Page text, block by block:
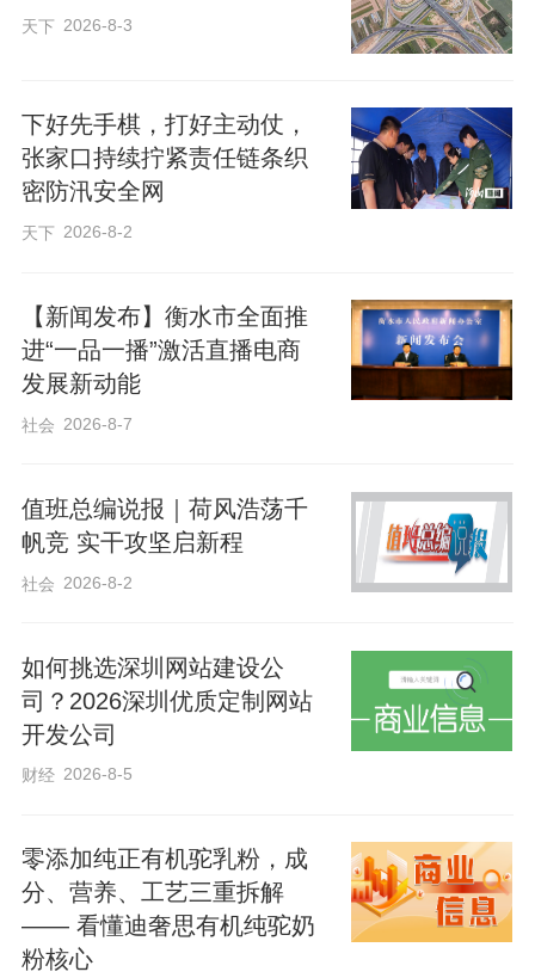
检查过程中，执法人员结合夏季高温食品
安全管控特点，向各餐饮经营者现场宣讲
食品安全相关法律法规，细致讲解高温环
境下肉制品的储存注意事项，要求经营者
严格落实食品安全主体责任，坚持诚信守
衡水市市场监督管理局高新区分局将持续
深化部门联动机制，常态化开展联合夜查
行动。同时，全面畅通12315投诉举报渠
门联动、社会共治的食品安全监管格局，
全力守护群众“舌尖上的安全”。
天下 2026-8-3
下好先手棋，打好主动仗，
张家口持续拧紧责任链条织
密防汛安全网
天下 2026-8-2
【新闻发布】衡水市全面推
进“一品一播”激活直播电商
发展新动能
社会 2026-8-7
值班总编说报｜荷风浩荡千
帆竞 实干攻坚启新程
社会 2026-8-2
如何挑选深圳网站建设公
司？2026深圳优质定制网站
开发公司
财经 2026-8-5
零添加纯正有机驼乳粉，成
分、营养、工艺三重拆解
—— 看懂迪奢思有机纯驼奶
粉核心